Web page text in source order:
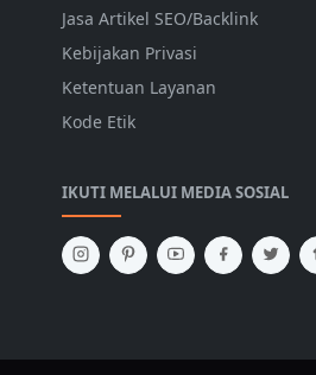
Jasa Artikel SEO/Backlink
Kebijakan Privasi
Ketentuan Layanan
Kode Etik
IKUTI MELALUI MEDIA SOSIAL